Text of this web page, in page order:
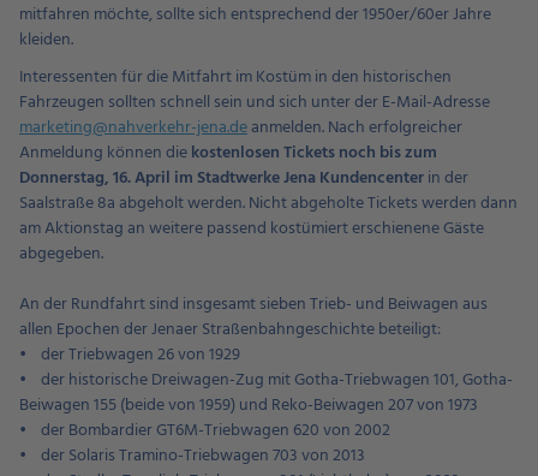
mitfahren möchte, sollte sich entsprechend der 1950er/60er Jahre
kleiden.
Interessenten für die Mitfahrt im Kostüm in den historischen
Fahrzeugen sollten schnell sein und sich unter der E-Mail-Adresse
marketing@nahverkehr-jena.deanmelden. Nach erfolgreicher
Anmeldung können diekostenlosen Tickets noch bis zum
Donnerstag, 16. April im Stadtwerke Jena Kundencenterin der
Saalstraße 8a abgeholt werden. Nicht abgeholte Tickets werden dann
am Aktionstag an weitere passend kostümiert erschienene Gäste
abgegeben.
An der Rundfahrt sind insgesamt sieben Trieb- und Beiwagen aus
allen Epochen der Jenaer Straßenbahngeschichte beteiligt:
• der Triebwagen 26 von 1929
• der historische Dreiwagen-Zug mit Gotha-Triebwagen 101, Gotha-
Beiwagen 155 (beide von 1959) und Reko-Beiwagen 207 von 1973
• der Bombardier GT6M-Triebwagen 620 von 2002
• der Solaris Tramino-Triebwagen 703 von 2013